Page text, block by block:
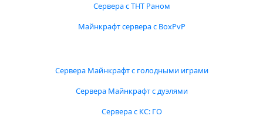
Сервера с ТНТ Раном
Майнкрафт сервера с BoxPvP
Сервера Майнкрафт с голодными играми
Сервера Майнкрафт с дуэлями
Сервера с КС: ГО